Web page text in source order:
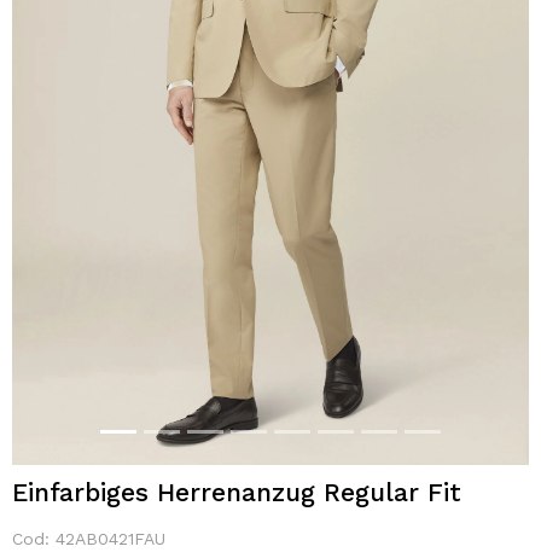
Einfarbiges Herrenanzug Regular Fit
Cod: 42AB0421FAU